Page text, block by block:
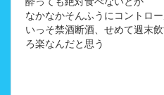
なかなかそんふうにコントロ
いっそ禁酒断酒、せめて週末
ろ楽なんだと思う